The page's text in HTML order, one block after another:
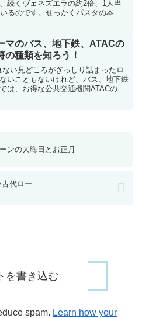
続くヴェネズエラの約2倍、1人当
るのです。せっかくパスタの本場
マのバス、地下鉄、ATACの
の種類を知ろう！
い見どころがぎっしり詰まったロ
いこともないけれど、バス、地下鉄
は、お得な公共交通機関ATACの市
ンの大晦日とお正月
代ロー
を書き込む
spam. Learn how your